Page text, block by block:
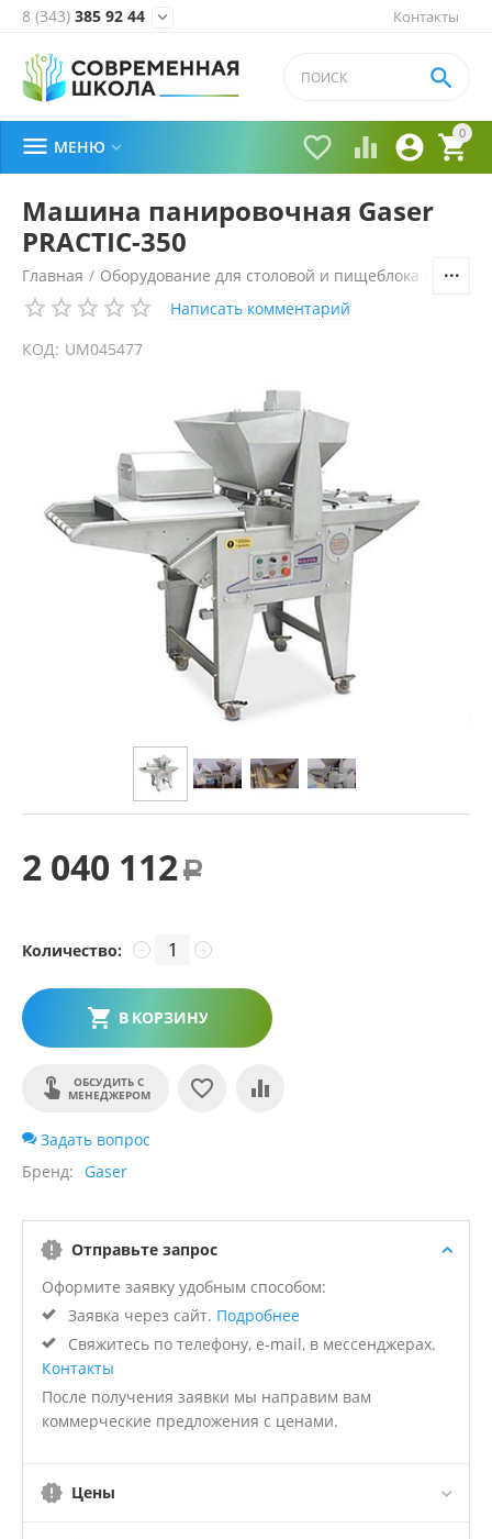
Контакты
8 (343) 385 92 44 
0


 

 МЕНЮ 
Машина панировочная Gaser
PRACTIC-350
Главная / Оборудование для столовой и пищеблока
Написать комментарий
КОД: UM045477
2 040 112 Р
Количество: +
−
В КОРЗИНУ
ОБСУДИТЬ С
МЕНЕДЖЕРОМ
Задать вопрос
Бренд
Gaser
Отправьте запрос
Оформите заявку удобным способом:
Заявка через сайт. Подробнее
Свяжитесь по телефону, e-mail, в мессенджерах.
Контакты
После получения заявки мы направим вам
коммерческие предложения с ценами.
Цены